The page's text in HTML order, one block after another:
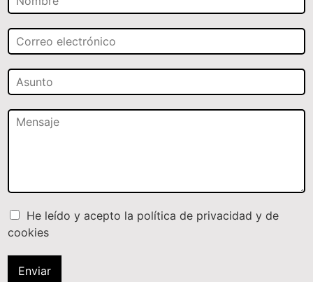
He leído y acepto la política de privacidad y de
cookies
Enviar